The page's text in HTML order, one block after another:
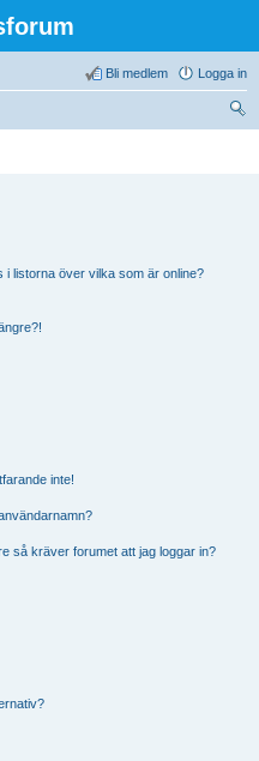
Logga in
Bli medlem
i listorna över vilka som är online?
inte!
så kräver forumet att jag loggar in?